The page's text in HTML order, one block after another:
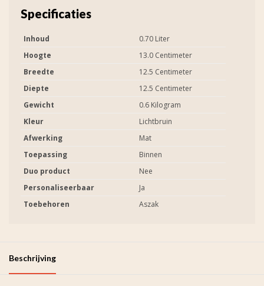
Specificaties
Inhoud
0.70 Liter
Hoogte
13.0 Centimeter
Breedte
12.5 Centimeter
Diepte
12.5 Centimeter
Gewicht
0.6 Kilogram
Kleur
Lichtbruin
Afwerking
Mat
Toepassing
Binnen
Duo product
Nee
Personaliseerbaar
Ja
Toebehoren
Aszak
Beschrijving